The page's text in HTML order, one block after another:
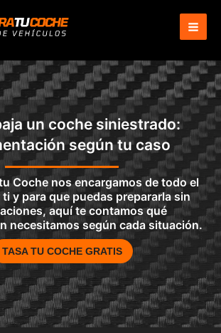
un coche siniestrado:
según tu caso
Coche nos encargamos de todo el
y para que puedas prepararla sin
aquí te contamos qué
necesitamos según cada situación.
TASA TU COCHE GRATIS